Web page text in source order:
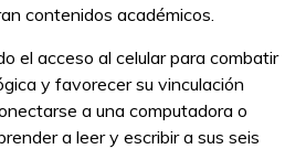
contenidos académicos.
el acceso al celular para combatir
y favorecer su vinculación
a una computadora o
a leer y escribir a sus seis